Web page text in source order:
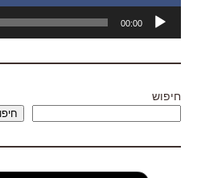
אודיו
00:00
חיפוש